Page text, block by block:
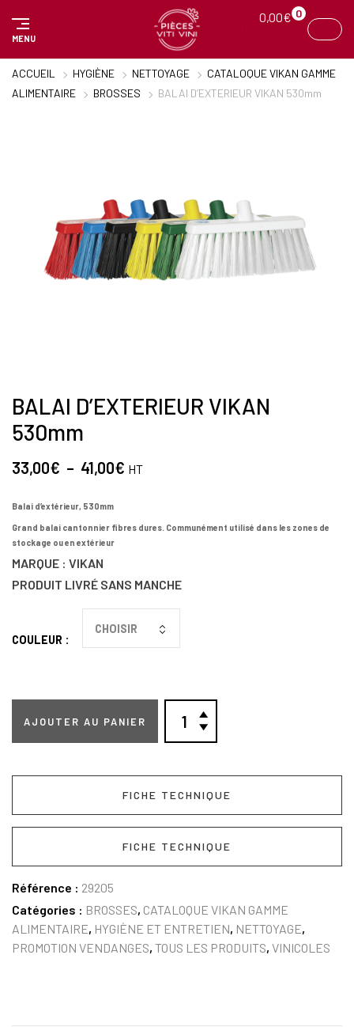
MENU
0,00€ 0
ACCUEIL HYGIÈNE NETTOYAGE
CATALOQUE VIKAN GAMME
ALIMENTAIRE
BROSSES BALAI D’EXTERIEUR VIKAN 530mm
BALAI D’EXTERIEUR VIKAN
530mm
33,00€ – 41,00€ HT
Balai d’extérieur, 530mm
Grand balai cantonnier fibres dures. Communément utilisé dans les zones de
stockage ou en extérieur
MARQUE : VIKAN
PRODUIT LIVRÉ SANS MANCHE
COULEUR
CHOISIR
AJOUTER AU PANIER
FICHE TECHNIQUE
FICHE TECHNIQUE
Référence : 29205
Catégories : BROSSES, CATALOQUE VIKAN GAMME
ALIMENTAIRE, HYGIÈNE ET ENTRETIEN, NETTOYAGE,
PROMOTION VENDANGES, TOUS LES PRODUITS, VINICOLES
Panneau de gestion des cookies